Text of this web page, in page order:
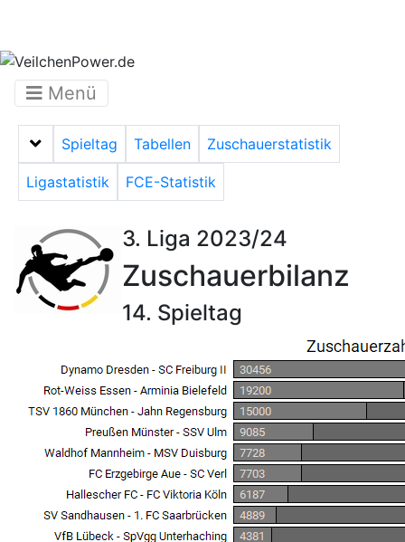
Menü
Menü auf-/zuklappen
Spieltag Tabellen Zuschauerstatistik
Ligastatistik FCE-Statistik
3. Liga 2023/24
Zuschauerbilanz
14. Spieltag